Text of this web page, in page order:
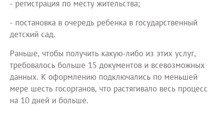
- регистрация по месту жительства;
- постановка в очередь ребенка в государственный
детский сад.
Раньше, чтобы получить какую-либо из этих услуг,
требовалось больше 15 документов и всевозможных
данных. К оформлению подключались по меньшей
мере шесть госорганов, что растягивало весь процесс
на 10 дней и больше.